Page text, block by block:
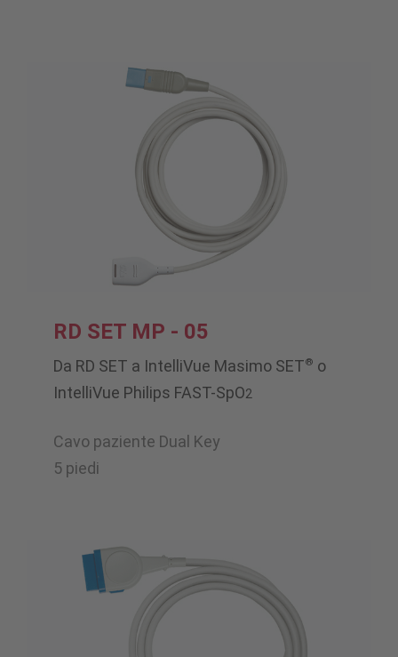
RD SET MP - 05
Da RD SET a IntelliVue Masimo SET® o
IntelliVue Philips FAST-SpO2
Cavo paziente Dual Key
5 piedi